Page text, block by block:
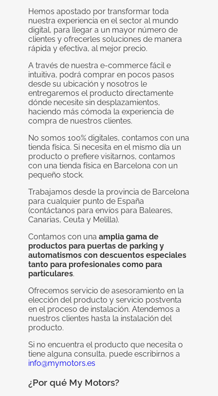
Hemos apostado por transformar toda
nuestra experiencia en el sector al mundo
digital, para llegar a un mayor número de
clientes y ofrecerles soluciones de manera
rápida y efectiva, al mejor precio.
A través de nuestra e-commerce fácil e
intuitiva, podrá comprar en pocos pasos
desde su ubicación y nosotros le
entregaremos el producto directamente
dónde necesite sin desplazamientos,
haciendo más cómoda la experiencia de
compra de nuestros clientes.
No somos 100% digitales, contamos con una
tienda física. Si necesita en el mismo día un
producto o prefiere visitarnos, contamos
con una tienda física en Barcelona con un
pequeño stock.
Trabajamos desde la provincia de Barcelona
para cualquier punto de España
(contáctanos para envíos para Baleares,
Canarias, Ceuta y Melilla).
Contamos con una amplia gama de
productos para puertas de parking y
automatismos con descuentos especiales
tanto para profesionales como para
particulares.
Ofrecemos servicio de asesoramiento en la
elección del producto y servicio postventa
en el proceso de instalación. Atendemos a
nuestros clientes hasta la instalación del
producto.
Si no encuentra el producto que necesita o
tiene alguna consulta, puede escribirnos a
info@mymotors.es
¿Por qué My Motors?